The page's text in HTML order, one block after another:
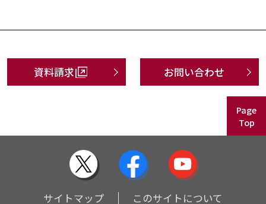
資料請求 お問い合わせ
Page
Top
サイトマップ このサイトについて